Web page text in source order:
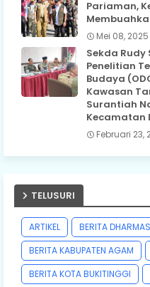
Pariaman,
Mei 08, 2025
Sekda
Penelitian
Budaya
Kawasan
Surantiah
Kecamatan
Februari 23,
TELUSURI
ARTIKEL
BERITA
BERITA KABUPATEN AGAM
BERITA KOTA BUKITINGGI